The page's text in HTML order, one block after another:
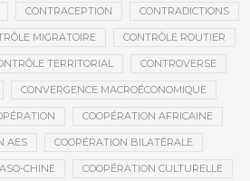
CONTRACEPTION CONTRADICTIONS
MIGRATOIRE CONTRÔLE ROUTIER
TERRITORIAL CONTROVERSE
CONVERGENCE MACROÉCONOMIQUE
COOPÉRATION AFRICAINE
AES COOPÉRATION BILATÉRALE
CHINE COOPÉRATION CULTURELLE